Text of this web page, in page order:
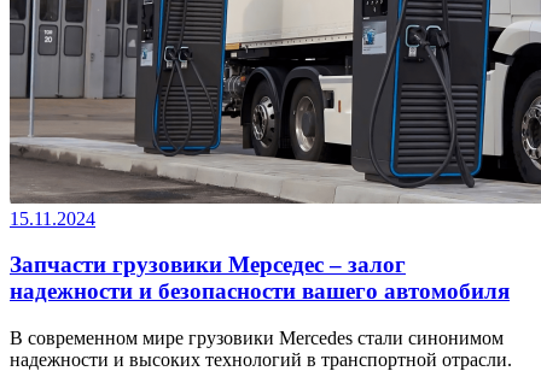
15.11.2024
Запчасти грузовики Мерседес – залог
надежности и безопасности вашего автомобиля
В современном мире грузовики Mercedes стали синонимом
надежности и высоких технологий в транспортной отрасли.